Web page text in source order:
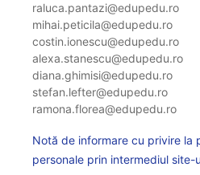
raluca.pantazi@edupedu.ro
mihai.peticila@edupedu.ro
costin.ionescu@edupedu.ro
alexa.stanescu@edupedu.ro
diana.ghimisi@edupedu.ro
stefan.lefter@edupedu.ro
ramona.florea@edupedu.ro
Notă de informare cu privire la
personale prin intermediul site-